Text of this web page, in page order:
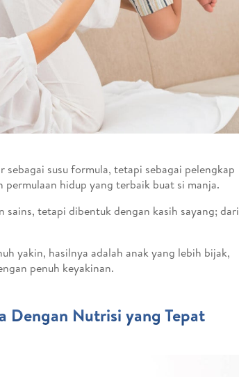
sebagai susu formula, tetapi sebagai pelengkap
hidup yang terbaik buat si manja.
sains, tetapi dibentuk dengan kasih sayang; dari
yakin, hasilnya adalah anak yang lebih bijak,
penuh keyakinan.
Dengan Nutrisi yang Tepat